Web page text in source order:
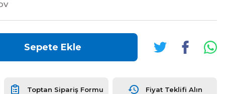
Sepete Ekle
Toptan Sipariş Formu Fiyat Teklifi Alın